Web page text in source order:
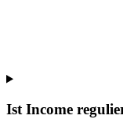
Ist Income